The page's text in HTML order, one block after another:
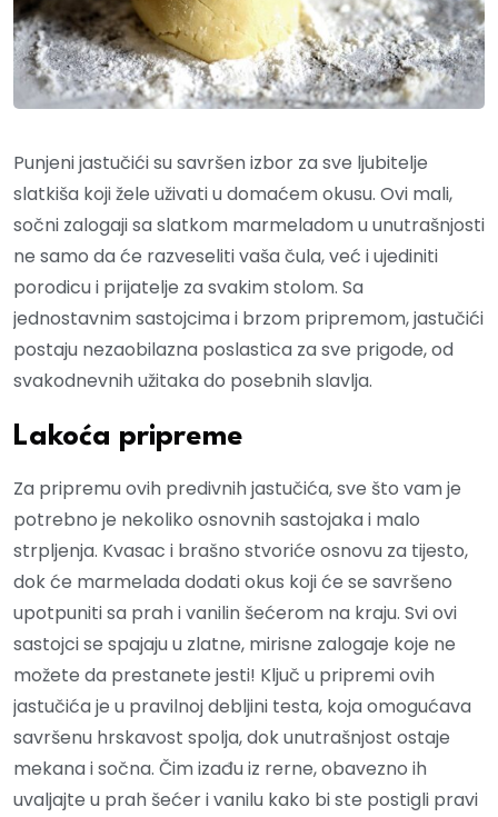
Punjeni jastučići su savršen izbor za sve ljubitelje
slatkiša koji žele uživati u domaćem okusu. Ovi mali,
sočni zalogaji sa slatkom marmeladom u unutrašnjosti
ne samo da će razveseliti vaša čula, već i ujediniti
porodicu i prijatelje za svakim stolom. Sa
jednostavnim sastojcima i brzom pripremom, jastučići
postaju nezaobilazna poslastica za sve prigode, od
svakodnevnih užitaka do posebnih slavlja.
Lakoća pripreme
Za pripremu ovih predivnih jastučića, sve što vam je
potrebno je nekoliko osnovnih sastojaka i malo
strpljenja. Kvasac i brašno stvoriće osnovu za tijesto,
dok će marmelada dodati okus koji će se savršeno
upotpuniti sa prah i vanilin šećerom na kraju. Svi ovi
sastojci se spajaju u zlatne, mirisne zalogaje koje ne
možete da prestanete jesti! Ključ u pripremi ovih
jastučića je u pravilnoj debljini testa, koja omogućava
savršenu hrskavost spolja, dok unutrašnjost ostaje
mekana i sočna. Čim izađu iz rerne, obavezno ih
uvaljajte u prah šećer i vanilu kako bi ste postigli pravi